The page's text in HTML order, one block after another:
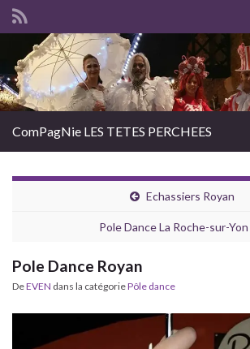
Search for:
ComPagNie LES TETES PERCHEES
Echassiers Royan
Pole Dance La Roche-sur-Yon
Pole Dance Royan
DeEVEN dans la catégoriePôle dance